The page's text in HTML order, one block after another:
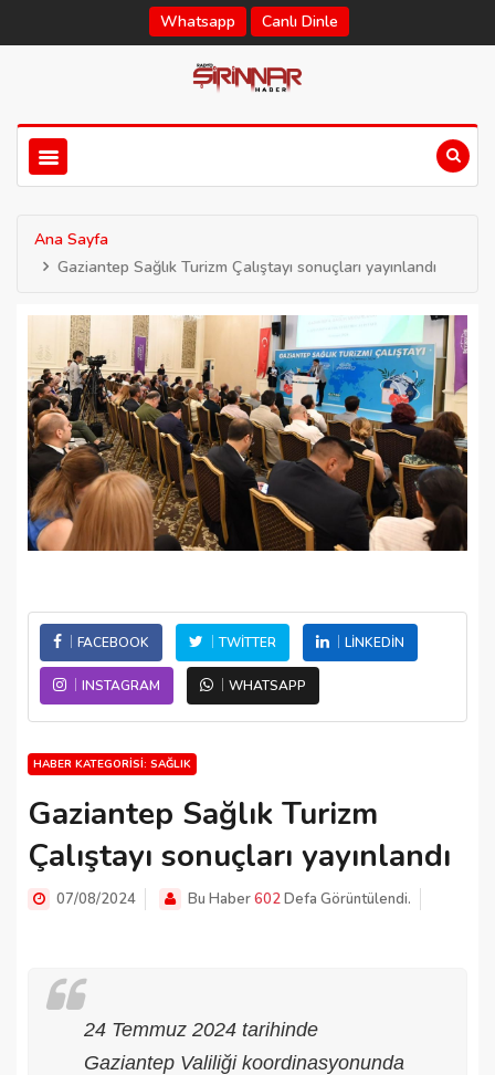
Whatsapp Canlı Dinle
Ana Sayfa
Gaziantep Sağlık Turizm Çalıştayı sonuçları yayınlandı
FACEBOOK TWITTER LINKEDIN
INSTAGRAM WHATSAPP
HABER KATEGORISI: SAĞLIK
Gaziantep Sağlık Turizm
Çalıştayı sonuçları yayınlandı
07/08/2024 Bu Haber602Defa Görüntülendi.
24 Temmuz 2024 tarihinde
Gaziantep Valiliği koordinasyonunda